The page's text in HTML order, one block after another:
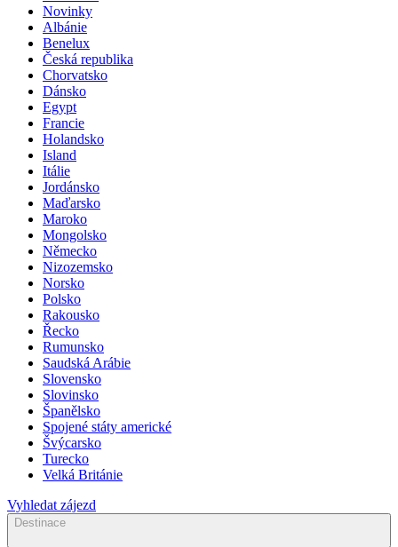
Novinky
Albánie
Benelux
Česká republika
Chorvatsko
Dánsko
Egypt
Francie
Holandsko
Island
Itálie
Jordánsko
Maďarsko
Maroko
Mongolsko
Německo
Nizozemsko
Norsko
Polsko
Rakousko
Řecko
Rumunsko
Saudská Arábie
Slovensko
Slovinsko
Španělsko
Spojené státy americké
Švýcarsko
Turecko
Velká Británie
Vyhledat zájezd
Destinace